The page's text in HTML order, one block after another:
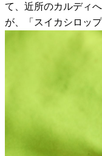
て、近所のカルディ
が、「スイカシロッ